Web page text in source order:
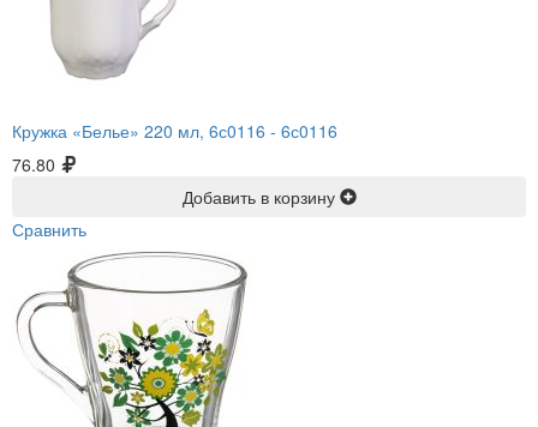
Кружка «Белье» 220 мл, 6с0116 - 6с0116
76.80
Добавить в корзину
Сравнить